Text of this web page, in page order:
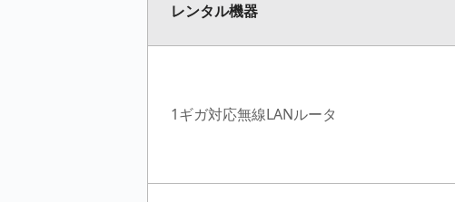
レンタル機器
1ギガ対応無線LANルータ